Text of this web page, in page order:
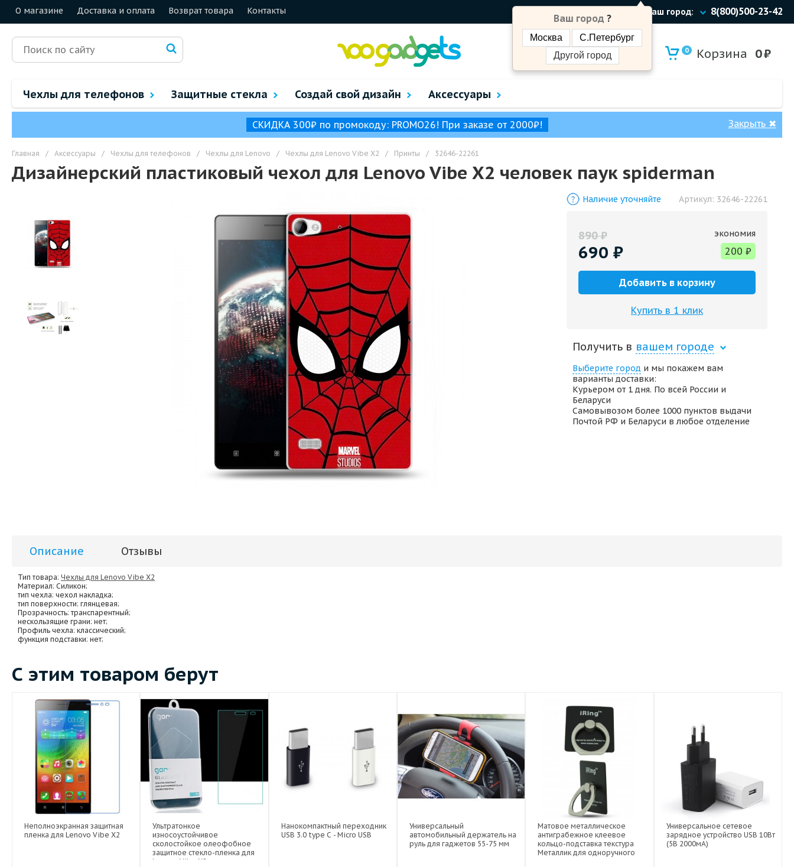
О магазине Доставка и оплата Возврат товара Контакты Ваш город:
Ваш город ?
Москва
С.Петербург
Другой город
8(800)500-23-42
0 Корзина 0₽
Чехлы для телефонов Защитные стекла Создай свой дизайн Аксессуары
СКИДКА 300₽ по промокоду: PROMO26! При заказе от 2000₽! Закрыть ✖
Главная / Аксессуары / Чехлы для телефонов / Чехлы для Lenovo / Чехлы для Lenovo Vibe X2 / Принты / 32646-22261
Дизайнерский пластиковый чехол для Lenovo Vibe X2 человек паук spiderman
Наличие уточняйте Артикул: 32646-22261
890₽
690 ₽
экономия
200 ₽
Добавить в корзину
Купить в 1 клик
Получить в вашем городе
Выберите город и мы покажем вам
варианты доставки:
Курьером от 1 дня. По всей России и
Беларуси
Самовывозом более 1000 пунктов выдачи
Почтой РФ и Беларуси в любое отделение
Описание Отзывы
Тип товара: Чехлы для Lenovo Vibe X2
Материал: Силикон;
тип чехла: чехол накладка;
тип поверхности: глянцевая;
Прозрачность: транспарентный;
нескользящие грани: нет;
Профиль чехла: классический;
функция подставки: нет;
С этим товаром берут
Неполноэкранная защитная
пленка для Lenovo Vibe X2
Ультратонкое
износоустойчивое
сколостойкое олеофобное
защитное стекло-пленка для
Lenovo Vibe X2
Нанокомпактный переходник
USB 3.0 type C - Micro USB
Универсальный
автомобильный держатель на
руль для гаджетов 55-75 мм
Матовое металлическое
антиграбежное клеевое
кольцо-подставка текстура
Металлик для одноручного
Универсальное сетевое
зарядное устройство USB 10Вт
(5В 2000мА)